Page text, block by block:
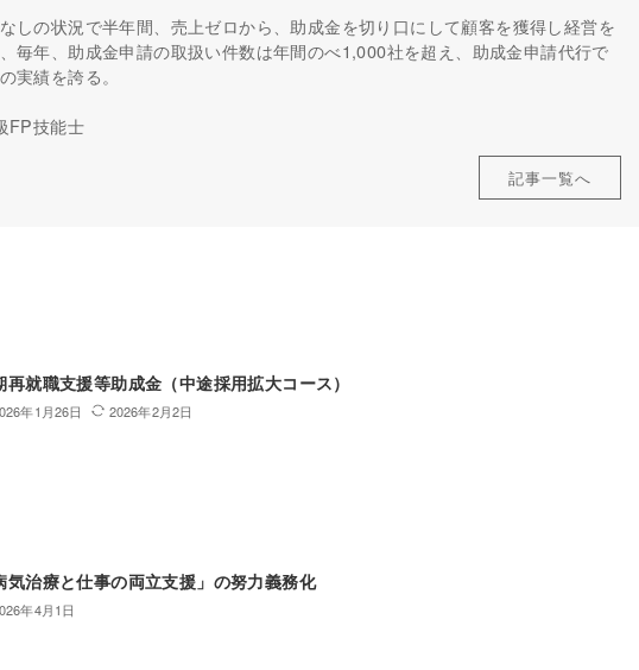
しの状況で半年間、売上ゼロから、助成金を切り口にして顧客を獲得し経営を
毎年、助成金申請の取扱い件数は年間のべ1,000社を超え、助成金申請代行で
実績を誇る。
FP技能士
記事一覧へ
再就職支援等助成金（中途採用拡大コース）
年1月26日 2026年2月2日
気治療と仕事の両立支援」の努力義務化
年4月1日